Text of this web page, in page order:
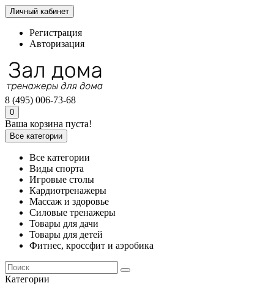
Личный кабинет
Регистрация
Авторизация
8 (495) 006-73-68
0
Ваша корзина пуста!
Все категории
Все категории
Виды спорта
Игровые столы
Кардиотренажеры
Массаж и здоровье
Силовые тренажеры
Товары для дачи
Товары для детей
Фитнес, кроссфит и аэробика
Категории